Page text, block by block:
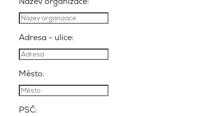
Adresa - ulice:
Město:
PSČ: